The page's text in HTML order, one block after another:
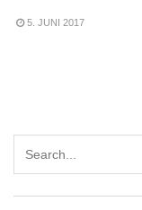
5. JUNI 2017